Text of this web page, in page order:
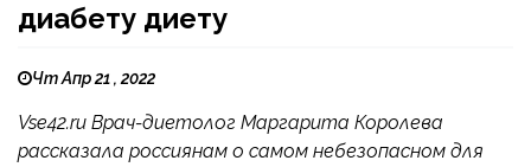
диабету диету
Чт Апр 21 , 2022
Vse42.ru Врач-диетолог Маргарита Королева
рассказала россиянам о самом небезопасном для